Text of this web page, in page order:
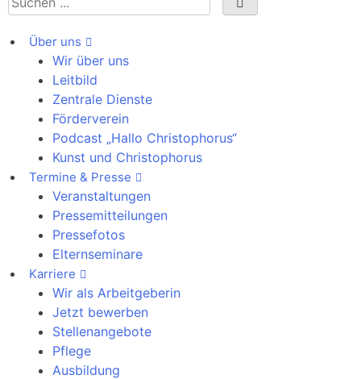
Über uns
Wir über uns
Leitbild
Zentrale Dienste
Förderverein
Podcast „Hallo Christophorus“
Kunst und Christophorus
Termine & Presse
Veranstaltungen
Pressemitteilungen
Pressefotos
Elternseminare
Karriere
Wir als Arbeitgeberin
Jetzt bewerben
Stellenangebote
Pflege
Ausbildung